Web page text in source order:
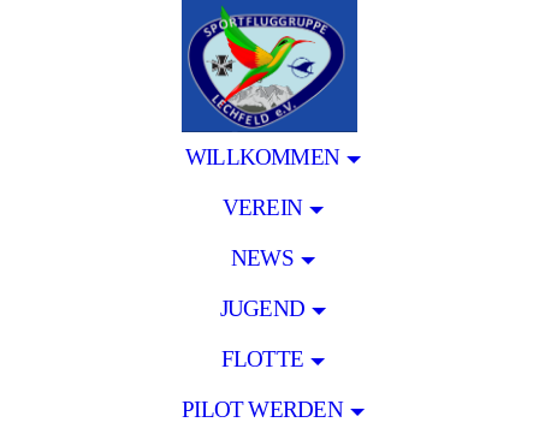
WILLKOMMEN
VEREIN
NEWS
JUGEND
FLOTTE
PILOT WERDEN